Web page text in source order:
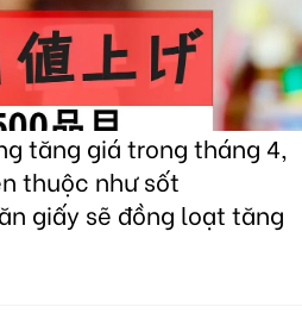
tăng giá trong tháng 4,
thuộc như sốt
giấy sẽ đồng loạt tăng